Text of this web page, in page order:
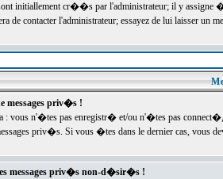
initiallement cr��s par l'administrateur; il y
de contacter l'administrateur; essayez de lui laisser un
messages priv�s !
: vous n'�tes pas enregistr� et/ou n'�tes pas
priv�s. Si vous �tes dans le dernier cas, vous
messages priv�s non-d�sir�s !